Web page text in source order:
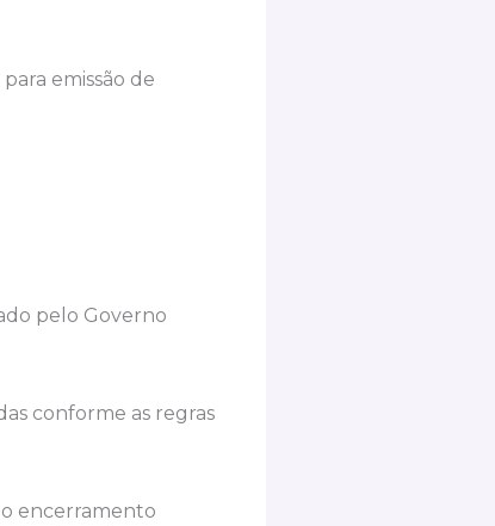
emissão de
pelo Governo
conforme as regras
o encerramento